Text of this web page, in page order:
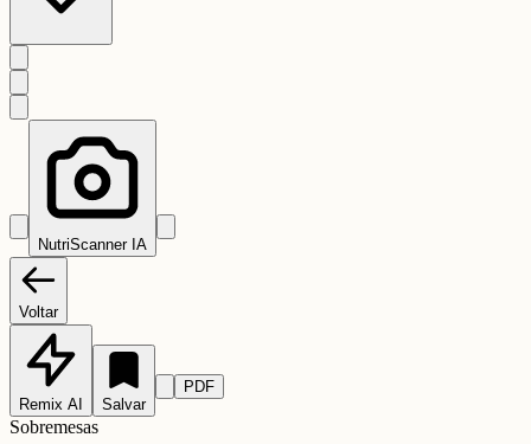
NutriScanner IA
Voltar
Remix AI Salvar
PDF
Sobremesas